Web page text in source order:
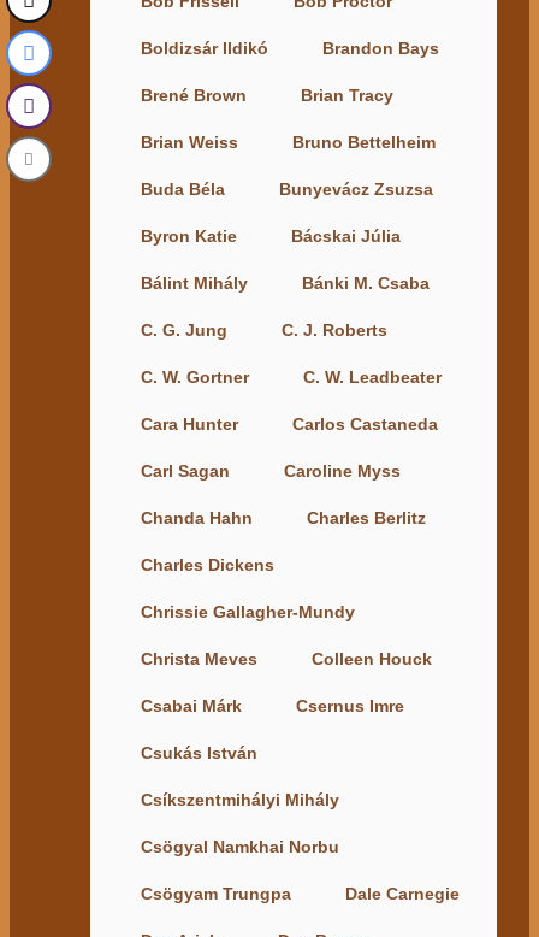
Boldizsár Ildikó Brandon Bays
Brené Brown Brian Tracy
Brian Weiss Bruno Bettelheim
Buda Béla Bunyevácz Zsuzsa
Byron Katie Bácskai Júlia
Bálint Mihály Bánki M. Csaba
C. G. Jung C. J. Roberts
C. W. Gortner C. W. Leadbeater
Cara Hunter Carlos Castaneda
Carl Sagan Caroline Myss
Chanda Hahn Charles Berlitz
Charles Dickens
Chrissie Gallagher-Mundy
Christa Meves Colleen Houck
Csabai Márk Csernus Imre
Csukás István
Csíkszentmihályi Mihály
Csögyal Namkhai Norbu
Csögyam Trungpa Dale Carnegie